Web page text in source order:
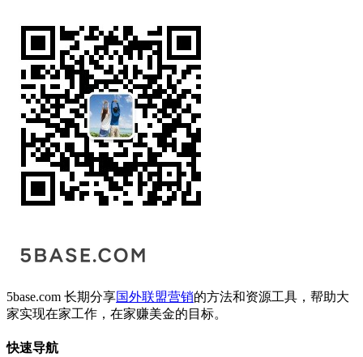
5base.com 长期分享国外联盟营销的方法和资源工具，帮助大
家实现在家工作，在家赚美金的目标。
快速导航